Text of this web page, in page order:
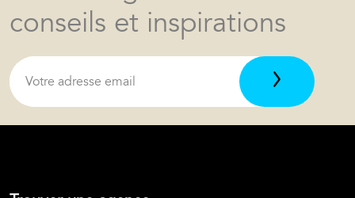
conseils et inspirations